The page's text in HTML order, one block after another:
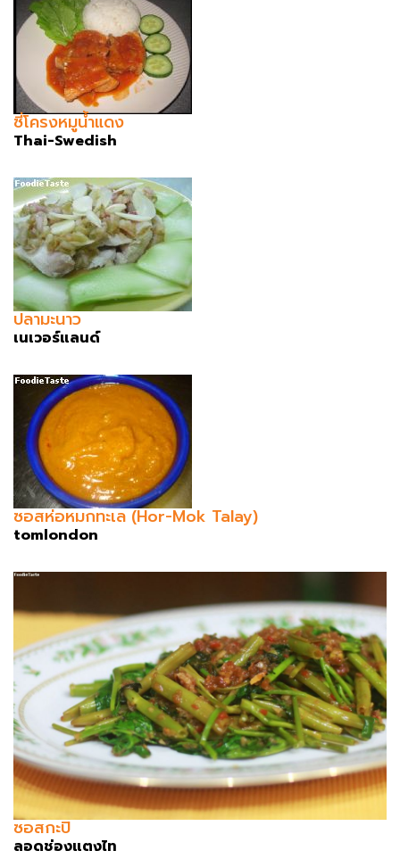
ซี่โครงหมูน้ำแดง
Thai-Swedish
ปลามะนาว
เนเวอร์แลนด์
ซอสห่อหมกทะเล (Hor-Mok Talay)
tomlondon
ซอสกะปิ
ลอดช่องแตงไท